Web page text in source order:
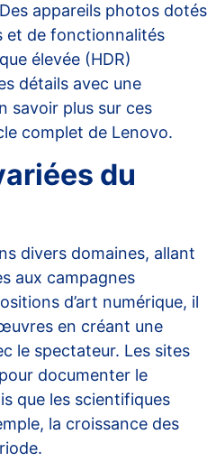
appareils photos dotés
et de fonctionnalités
élevée (HDR)
détails avec une
savoir plus sur ces
complet de Lenovo.
du
divers domaines, allant
aux campagnes
d’art numérique, il
en créant une
le spectateur. Les sites
documenter le
que les scientifiques
la croissance des